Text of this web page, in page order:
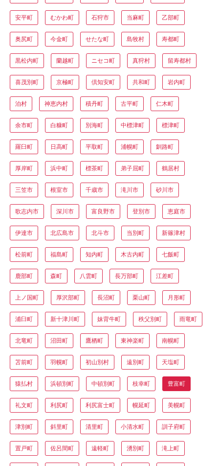
安平町 むかわ町 石狩市 当麻町 乙部町
奥尻町 今金町 せたな町 島牧村 寿都町
黒松内町 蘭越町 ニセコ町 真狩村 留寿都村
喜茂別町 京極町 倶知安町 共和町 岩内町
泊村 神恵内村 積丹町 古平町 仁木町
余市町 白糠町 別海町 中標津町 標津町
羅臼町 日高町 平取町 浦幌町 釧路町
厚岸町 浜中町 標茶町 弟子屈町 鶴居村
三笠市 根室市 千歳市 滝川市 砂川市
歌志内市 深川市 富良野市 登別市 恵庭市
伊達市 北広島市 北斗市 当別町 新篠津村
松前町 福島町 知内町 木古内町 七飯町
鹿部町 森町 八雲町 長万部町 江差町
上ノ国町 厚沢部町 長沼町 栗山町 月形町
浦臼町 新十津川町 妹背牛町 秩父別町 雨竜町
北竜町 沼田町 鷹栖町 東神楽町 南幌町
苫前町 羽幌町 初山別村 遠別町 天塩町
猿払村 浜頓別町 中頓別町 枝幸町 豊富町
礼文町 利尻町 利尻富士町 幌延町 美幌町
津別町 斜里町 清里町 小清水町 訓子府町
置戸町 佐呂間町 遠軽町 湧別町 滝上町